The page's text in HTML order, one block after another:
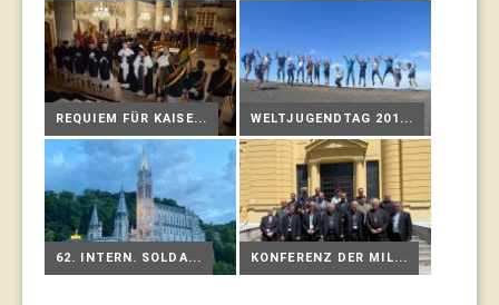
REQUIEM FÜR KAISE... WELTJUGENDTAG 201...
62. INTERN. SOLDA... KONFERENZ DER MIL...